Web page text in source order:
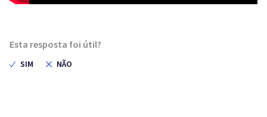
Esta resposta foi útil?